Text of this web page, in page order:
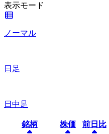
表示モード
ノーマル
日足
日中足
銘柄 株価 前日比